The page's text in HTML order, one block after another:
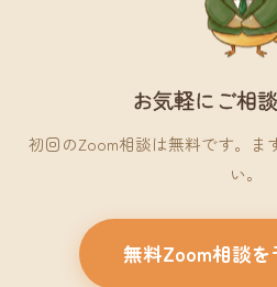
お気軽にご相
初回のZoom相談は無料です。ま
い。
無料Zoom相談を